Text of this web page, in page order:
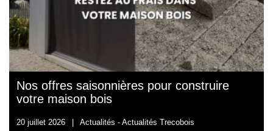
Nos offres saisonnières pour construire
votre maison bois
20 juillet 2026 | Actualités - Actualités Trecobois